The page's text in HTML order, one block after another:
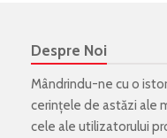
Despre Noi
Mândrindu-ne cu o
cerințele de astăzi ale
cele ale utilizatorului